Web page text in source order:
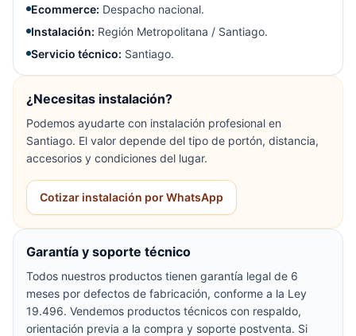
Ecommerce: Despacho nacional.
Instalación: Región Metropolitana / Santiago.
Servicio técnico: Santiago.
¿Necesitas instalación?
Podemos ayudarte con instalación profesional en
Santiago. El valor depende del tipo de portón, distancia,
accesorios y condiciones del lugar.
Cotizar instalación por WhatsApp
Garantía y soporte técnico
Todos nuestros productos tienen garantía legal de 6
meses por defectos de fabricación, conforme a la Ley
19.496. Vendemos productos técnicos con respaldo,
orientación previa a la compra y soporte postventa. Si